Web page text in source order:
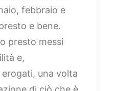
febbraio e
e bene.
presto messi
e,
una volta